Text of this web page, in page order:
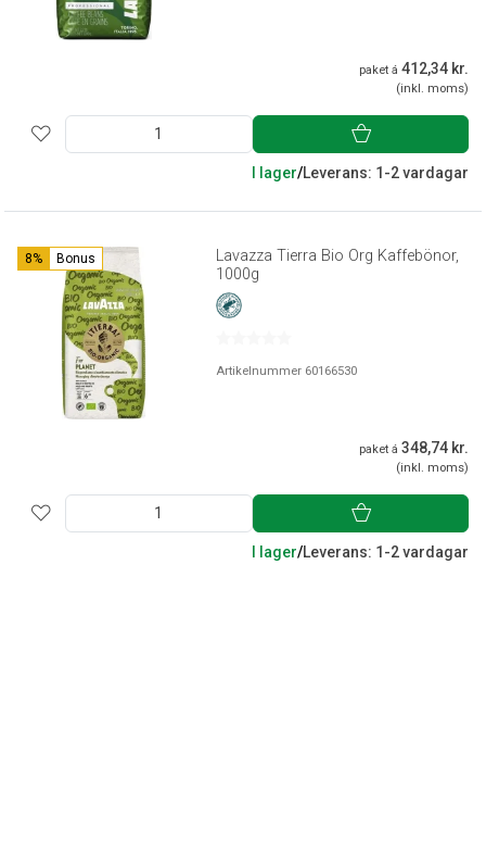
paket á 412,34 kr.
(inkl. moms)
I lager/Leverans: 1-2 vardagar
8% Bonus
Lavazza Tierra Bio Org Kaffebönor,
1000g
Artikelnummer 60166530
paket á 348,74 kr.
(inkl. moms)
I lager/Leverans: 1-2 vardagar